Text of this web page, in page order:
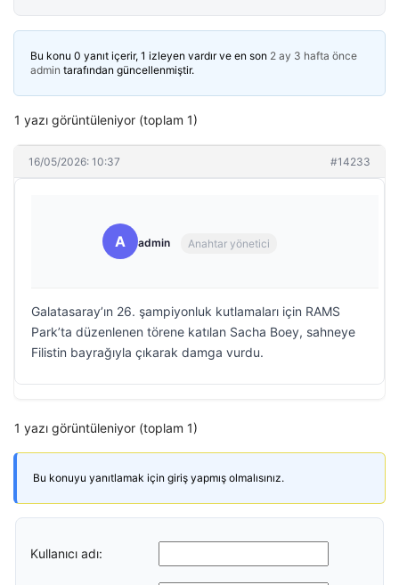
Bu konu 0 yanıt içerir, 1 izleyen vardır ve en son 2 ay 3 hafta önce
admin tarafından güncellenmiştir.
1 yazı görüntüleniyor (toplam 1)
16/05/2026: 10:37 #14233
A admin Anahtar yönetici
Galatasaray’ın 26. şampiyonluk kutlamaları için RAMS
Park’ta düzenlenen törene katılan Sacha Boey, sahneye
Filistin bayrağıyla çıkarak damga vurdu.
1 yazı görüntüleniyor (toplam 1)
Bu konuyu yanıtlamak için giriş yapmış olmalısınız.
Kullanıcı adı: